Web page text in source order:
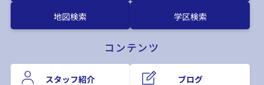
地図検索 学区検索
コンテンツ
スタッフ紹介 ブログ